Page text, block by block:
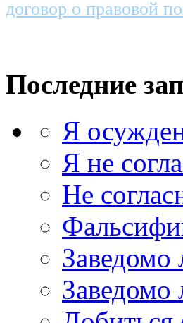
договор о правовой
Последние
Я
Я не
Не
Заведомо
Заведомо